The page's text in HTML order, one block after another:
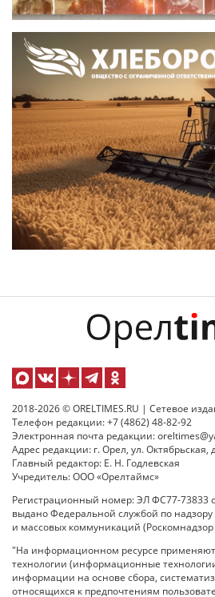
2018-2026 © ORELTIMES.RU | Сетевое
Телефон редакции: +7 (4862) 48-82-92
Электронная почта редакции:
Адрес редакции: г. Орел, ул. Октябрьская,
Главный редактор: Е. Н. Годлевская
Учредитель: ООО «Орелтаймс»
Регистрационный номер: ЭЛ ФС77-73833
выдано Федеральной службой по надзору
и массовых коммуникаций
"На информационном ресурсе
технологии (информационные
информации на основе сбора,
относящихся к предпочтениям